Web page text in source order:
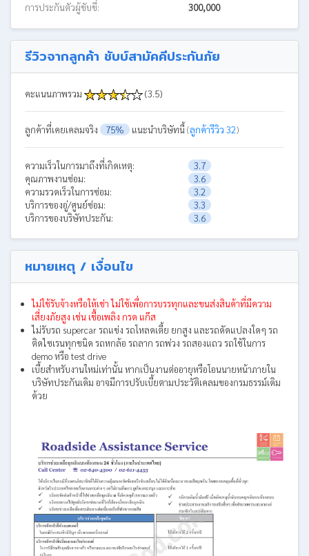
การประกันตัวผู้ขับขี่:
300,000
รีวิวจากลูกค้า ชับบ์สามัคคีประกันภัย
คะแนนภาพรวม (3.5)
ลูกค้าที่เคยเคลมจริง 75% แนะนำบริษัทนี้(ลูกค้ารีวิว 32)
ความเร็วในการมาถึงที่เกิดเหตุ:
3.7
คุณภาพงานซ่อม:
3.6
ความรวดเร็วในการซ่อม:
3.2
บริการของอู่/ศูนย์ซ่อม:
3.3
บริการของบริษัทประกัน:
3.6
หมายเหตุ / เงื่อนไข
ไม่ใช้รับจ้างหรือให้เช่า ไม่ใช้เพื่อการบรรทุกและขนส่งสินค้าที่มีความ
เสี่ยงภัยสูง เช่น เชื้อเพลิง กรด แก๊ส
ไม่รับรถ supercar รถแข่ง รถโหลดเตี้ย ยกสูง และรถดัดแปลงใดๆ รถ
ติดไซเรนทุกชนิด รถหกล้อ รถลาก รถพ่วง รถสองแถว รถใช้ในการ
demo หรือ test drive
เบี้ยสำหรับงานใหม่เท่านั้น หากเป็นงานต่ออายุหรือโอนนายหน้าภายใน
บริษัทประกันเดิม อาจมีการปรับเบี้ยตามประวัติเคลมของกรมธรรม์เดิม
ด้วย